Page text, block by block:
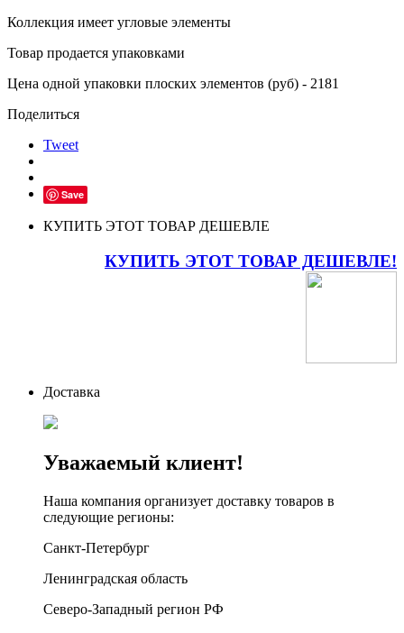
Коллекция имеет угловые элементы
Товар продается упаковками
Цена одной упаковки плоских элементов (руб) - 2181
Поделиться
Tweet
Save
КУПИТЬ ЭТОТ ТОВАР ДЕШЕВЛЕ
КУПИТЬ ЭТОТ ТОВАР ДЕШЕВЛЕ!
Доставка
Уважаемый клиент!
Наша компания организует доставку товаров в
следующие регионы:
Санкт-Петербург
Ленинградская область
Северо-Западный регион РФ